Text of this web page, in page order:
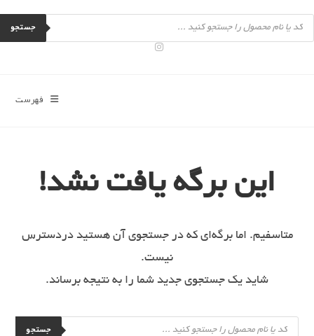
محتوا
Products
search
جستجو
فهرست
این برگه یافت نشد!
متاسفیم. اما برگه‌ای که در جستجوی آن هستید دردسترس
نیست.
شاید یک جستجوی جدید شما را به نتیجه برساند.
search
جستجو